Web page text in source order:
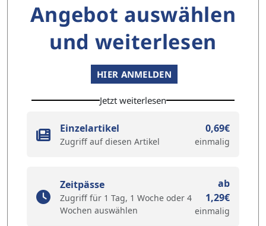
Angebot auswählen
und weiterlesen
HIER ANMELDEN
Jetzt weiterlesen
Einzelartikel
Zugriff auf diesen Artikel
0,69€
einmalig
Zeitpässe
Zugriff für 1 Tag, 1 Woche oder 4
Wochen auswählen
ab
1,29€
einmalig